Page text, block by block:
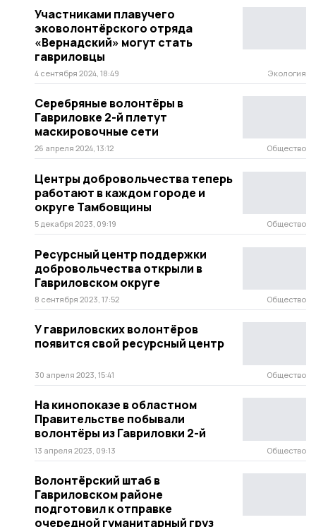
Участниками плавучего
эковолонтёрского отряда
«Вернадский» могут стать
гавриловцы
4 сентября 2024, 18:49 Экология
Серебряные волонтёры в
Гавриловке 2-й плетут
маскировочные сети
26 апреля 2024, 13:12 Общество
Центры добровольчества теперь
работают в каждом городе и
округе Тамбовщины
5 декабря 2023, 09:19 Общество
Ресурсный центр поддержки
добровольчества открыли в
Гавриловском округе
8 сентября 2023, 17:52 Общество
У гавриловских волонтёров
появится свой ресурсный центр
30 апреля 2023, 15:41 Общество
На кинопоказе в областном
Правительстве побывали
волонтёры из Гавриловки 2-й
13 апреля 2023, 09:13 Общество
Волонтёрский штаб в
Гавриловском районе
подготовил к отправке
очередной гуманитарный груз